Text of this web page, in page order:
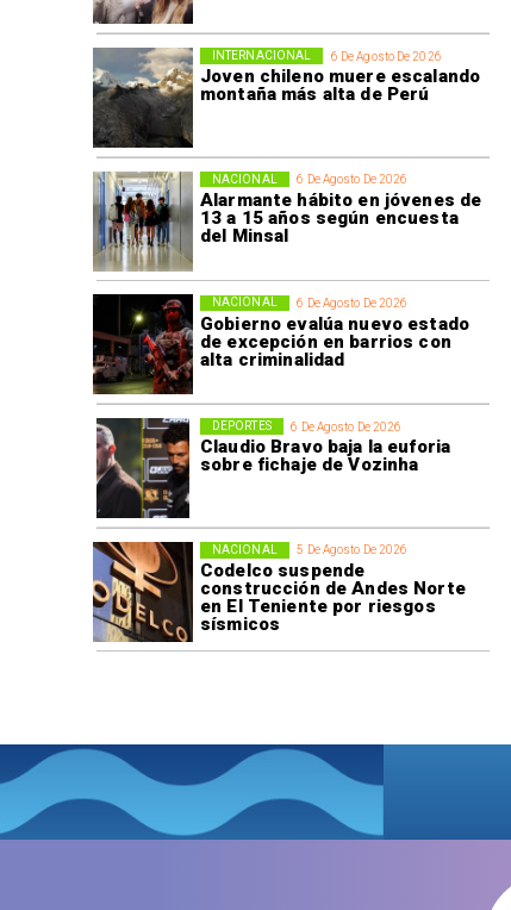
6 De Agosto De 2026
Joven chileno muere escalando
montaña más alta de Perú
INTERNACIONAL
6 De Agosto De 2026
Alarmante hábito en jóvenes de
13 a 15 años según encuesta
del Minsal
NACIONAL
6 De Agosto De 2026
Gobierno evalúa nuevo estado
de excepción en barrios con
alta criminalidad
NACIONAL
6 De Agosto De 2026
Claudio Bravo baja la euforia
sobre fichaje de Vozinha
DEPORTES
5 De Agosto De 2026
Codelco suspende
construcción de Andes Norte
en El Teniente por riesgos
sísmicos
NACIONAL